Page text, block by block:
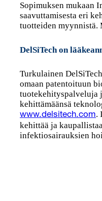
Sopimuksen mukaan
saavuttamisesta eri
tuotteiden myynnistä.
DelSiTech on
Turkulainen
omaan patentoituun
tuotekehityspalveluja
kehittämäänsä
www.delsitech.com.
kehittää ja
infektiosairauksien